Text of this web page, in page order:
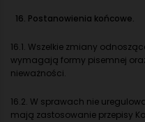
16. Postanowienia końcowe.
16.1. Wszelkie zmiany
wymagają formy pisemnej
nieważności.
16.2. W sprawach nie
mają zastosowanie przepisy